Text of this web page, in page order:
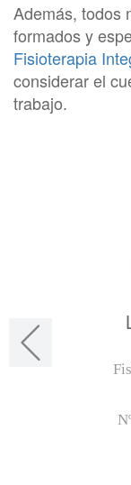
Además, todos
formados y
Fisioterapia
considerar el
trabajo.